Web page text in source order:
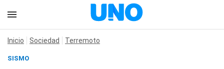
Inicio Sociedad Terremoto
SISMO